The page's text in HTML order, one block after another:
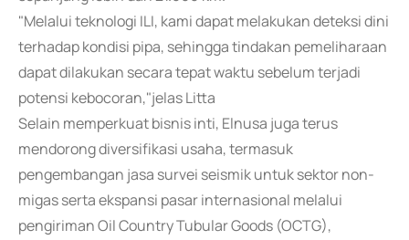
"Melalui teknologi ILI, kami dapat melakukan deteksi dini
terhadap kondisi pipa, sehingga tindakan pemeliharaan
dapat dilakukan secara tepat waktu sebelum terjadi
potensi kebocoran,"jelas Litta
Selain memperkuat bisnis inti, Elnusa juga terus
mendorong diversifikasi usaha, termasuk
pengembangan jasa survei seismik untuk sektor non-
migas serta ekspansi pasar internasional melalui
pengiriman Oil Country Tubular Goods (OCTG),